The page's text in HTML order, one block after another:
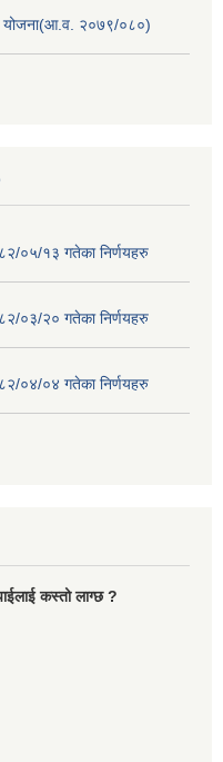
योजना(आ.व. २०७९/०८०)
०५/१३ गतेका निर्णयहरु
०३/२० गतेका निर्णयहरु
०४/०४ गतेका निर्णयहरु
कस्तो लाग्छ ?